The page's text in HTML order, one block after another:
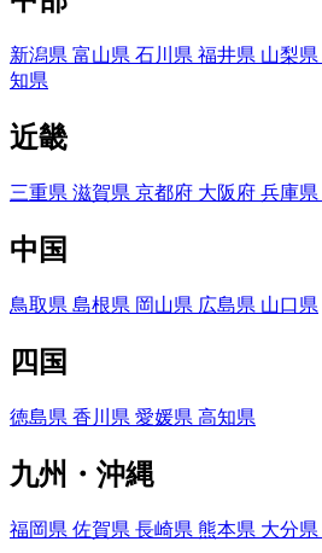
新潟県 富山県 石川県 福井県 山梨県
知県
近畿
三重県 滋賀県 京都府 大阪府 兵庫県
中国
鳥取県 島根県 岡山県 広島県 山口県
四国
徳島県 香川県 愛媛県 高知県
九州・沖縄
福岡県 佐賀県 長崎県 熊本県 大分県